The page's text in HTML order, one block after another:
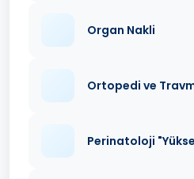
Organ Nakli
Ortopedi ve
Perinatoloji